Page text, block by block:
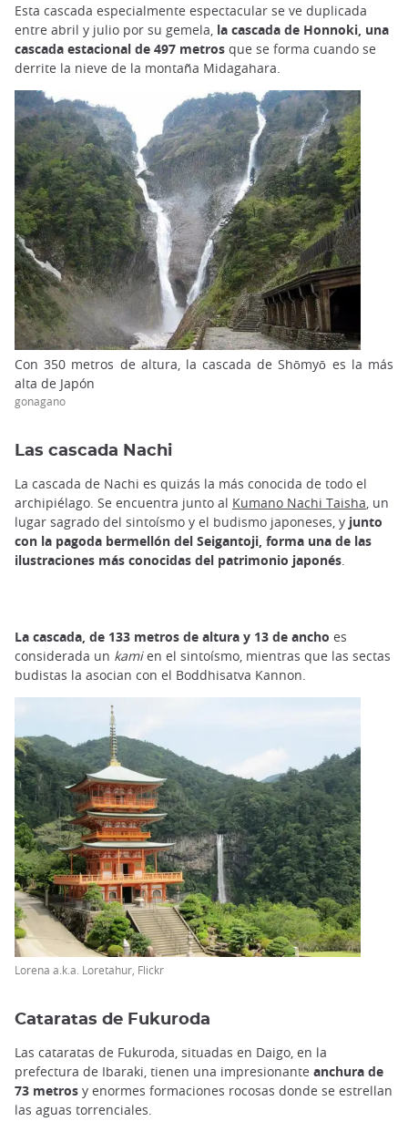
Esta cascada especialmente espectacular se ve duplicada
entre abril y julio por su gemela, la cascada de Honnoki, una
cascada estacional de 497 metros que se forma cuando se
derrite la nieve de la montaña Midagahara.
Con 350 metros de altura, la cascada de Shōmyō es la más
alta de Japón
gonagano
Las cascada Nachi
La cascada de Nachi es quizás la más conocida de todo el
archipiélago. Se encuentra junto al Kumano Nachi Taisha , un
lugar sagrado del sintoísmo y el budismo japoneses, y junto
con la pagoda bermellón del Seigantoji, forma una de las
ilustraciones más conocidas del patrimonio japonés
La cascada, de 133 metros de altura y 13 de ancho es
considerada un kamien el sintoísmo, mientras que las sectas
budistas la asocian con el Boddhisatva Kannon.
Lorena a.k.a. Loretahur, Flickr
Cataratas de Fukuroda
Las cataratas de Fukuroda, situadas en Daigo, en la
prefectura de Ibaraki, tienen una impresionante anchura de
73 metros y enormes formaciones rocosas donde se estrellan
las aguas torrenciales.